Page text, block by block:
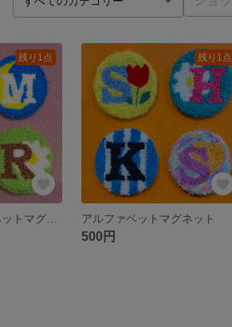
残り1点
[コピー] アルファベットマグネット
残り1点
アルファベットマグネット
500円